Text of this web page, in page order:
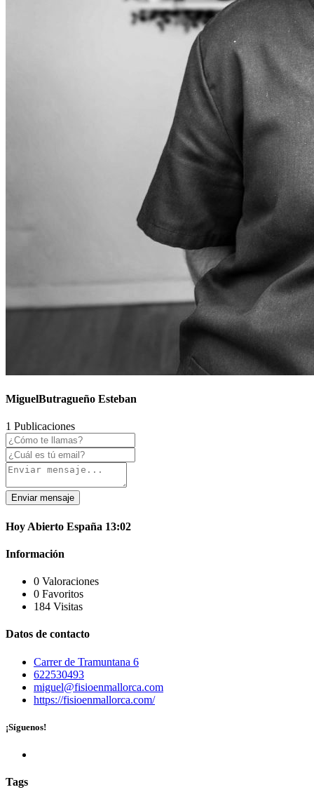
MiguelButragueño Esteban
1 Publicaciones
Enviar mensaje
Hoy Abierto España 13:02
Información
0 Valoraciones
0 Favoritos
184 Visitas
Datos de contacto
Carrer de Tramuntana 6
622530493
miguel@fisioenmallorca.com
https://fisioenmallorca.com/
¡Síguenos!
Tags